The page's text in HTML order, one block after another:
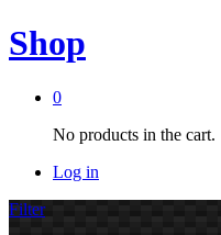
Shop
0
No products in the cart.
Log in
Filter